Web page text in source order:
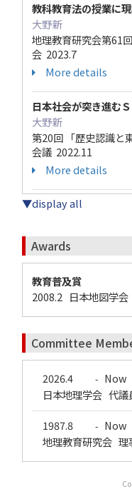
教科教育法の授業に
大野新
地理教育研究会第61
会 2023.7
More details
日本社会が突き進む
大野新
第20回 「歴史認識と
会議 2022.11
More details
▼display all
Awards
教育普及賞
2008.2 日本地図学会
Committee
2026.4 - Now
日本地理学会 代議
1987.8 - Now
地理教育研究会 理